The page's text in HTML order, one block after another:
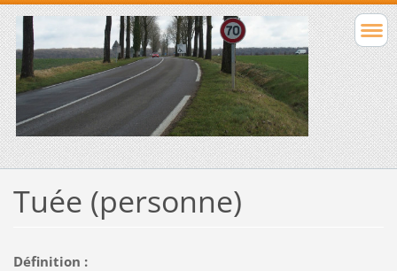
Tuée (personne)
Définition :